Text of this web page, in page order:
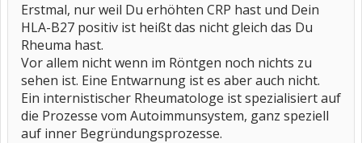
Erstmal, nur weil Du erhöhten CRP hast und Dein
HLA-B27 positiv ist heißt das nicht gleich das Du
Rheuma hast.
Vor allem nicht wenn im Röntgen noch nichts zu
sehen ist. Eine Entwarnung ist es aber auch nicht.
Ein internistischer Rheumatologe ist spezialisiert auf
die Prozesse vom Autoimmunsystem, ganz speziell
auf inner Begründungsprozesse.